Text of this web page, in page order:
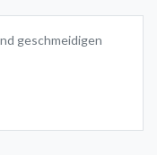
geschmeidigen